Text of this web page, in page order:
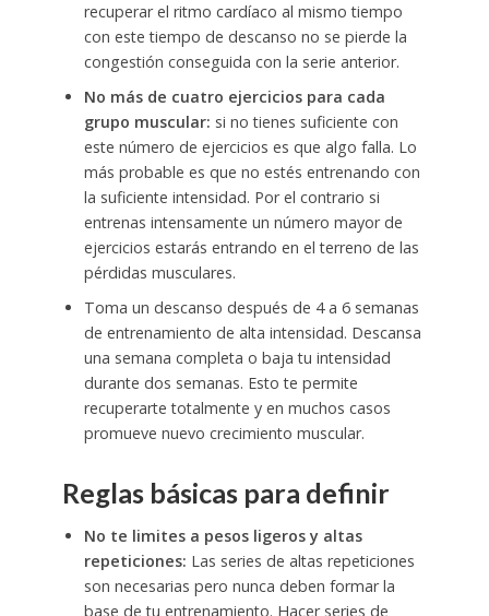
recuperar el ritmo cardíaco al mismo tiempo
con este tiempo de descanso no se pierde la
congestión conseguida con la serie anterior.
No más de cuatro ejercicios para cada
grupo muscular: si no tienes suficiente con
este número de ejercicios es que algo falla. Lo
más probable es que no estés entrenando con
la suficiente intensidad. Por el contrario si
entrenas intensamente un número mayor de
ejercicios estarás entrando en el terreno de las
pérdidas musculares.
Toma un descanso después de 4 a 6 semanas
de entrenamiento de alta intensidad. Descansa
una semana completa o baja tu intensidad
durante dos semanas. Esto te permite
recuperarte totalmente y en muchos casos
promueve nuevo crecimiento muscular.
Reglas básicas para definir
No te limites a pesos ligeros y altas
repeticiones: Las series de altas repeticiones
son necesarias pero nunca deben formar la
base de tu entrenamiento. Hacer series de